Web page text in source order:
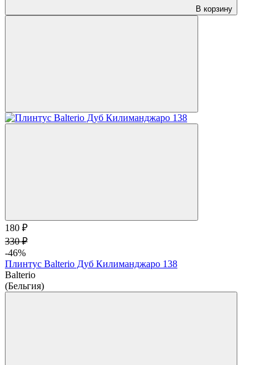
В корзину
180 ₽
330 ₽
-46%
Плинтус Balterio Дуб Килиманджаро 138
Balterio
(Бельгия)